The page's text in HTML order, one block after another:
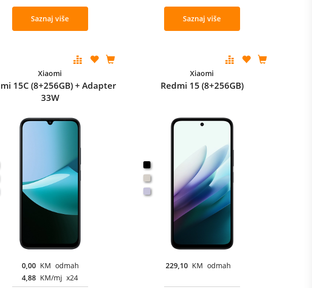
Saznaj više Saznaj više
Xiaomi
15C (8+256GB) + Adapter
33W
0,00 KM odmah
4,88 KM/mj x24
Xiaomi
Redmi 15 (8+256GB)
229,10 KM odmah